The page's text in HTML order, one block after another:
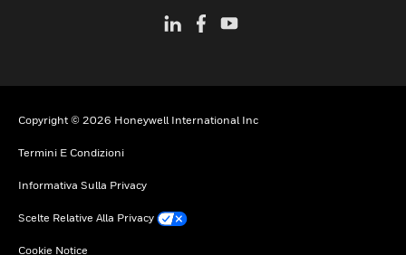
Copyright © 2026 Honeywell International Inc
Termini E Condizioni
Informativa Sulla Privacy
Scelte Relative Alla Privacy
Cookie Notice